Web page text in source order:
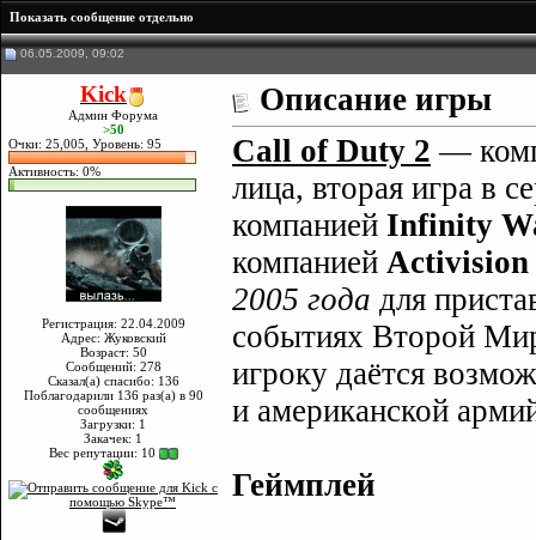
Показать сообщение отдельно
06.05.2009, 09:02
Kick
Админ Форума
>50
Очки: 25,005, Уровень: 95
Активность: 0%
Регистрация: 22.04.2009
Адрес: Жуковский
Возраст: 50
Сообщений: 278
Сказал(а) спасибо: 136
Поблагодарили 136 раз(а) в 90
сообщениях
Загрузки: 1
Закачек: 1
Вес репутации: 10
Описание игры
Call of Duty 2 —
лица, вторая игра в
компанией Infinity
компанией Activision
2005 года для
событиях Второй
игроку даётся
и американской
Геймплей